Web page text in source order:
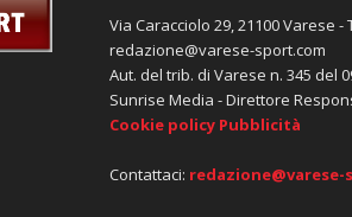
Via Caracciolo 29, 21100 Varese -
redazione@varese-sport.com
Aut. del trib. di Varese n. 345 del
Sunrise Media - Direttore
Cookie policy Pubblicità
Contattaci: